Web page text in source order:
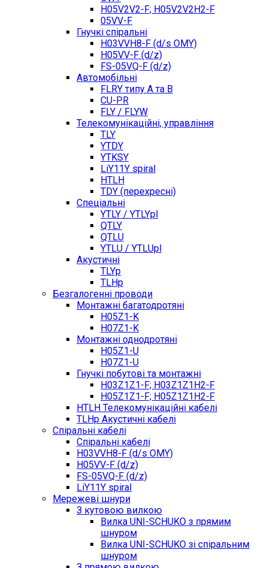
H05V2V2-F; H05V2V2H2-F
05VV-F
Гнучкі спіральні
H03VVH8-F (d/s OMY)
H05VV-F (d/z)
FS-05VQ-F (d/z)
Автомобільні
FLRY типу A та B
CU-PR
FLY / FLYW
Телекомунікаційні, управління
TLY
YTDY
YTKSY
LiY11Y spiral
HTLH
TDY (перехресні)
Спеціальні
YTLY / YTLYpl
QTLY
QTLU
YTLU / YTLUpl
Акустичні
TLYp
TLHp
Безгалогенні проводи
Монтажні багатодротяні
H05Z1-K
H07Z1-K
Монтажні однодротяні
H05Z1-U
H07Z1-U
Гнучкі побутові та монтажні
H03Z1Z1-F; H03Z1Z1H2-F
H05Z1Z1-F; H05Z1Z1H2-F
HTLH Телекомунікаційні кабелі
TLHp Акустичні кабелі
Спіральні кабелі
Спіральні кабелі
H03VVH8-F (d/s OMY)
H05VV-F (d/z)
FS-05VQ-F (d/z)
LiY11Y spiral
Мережеві шнури
З кутовою вилкою
Вилка UNI-SCHUKO з прямим
шнуром
Вилка UNI-SCHUKO зі спіральним
шнуром